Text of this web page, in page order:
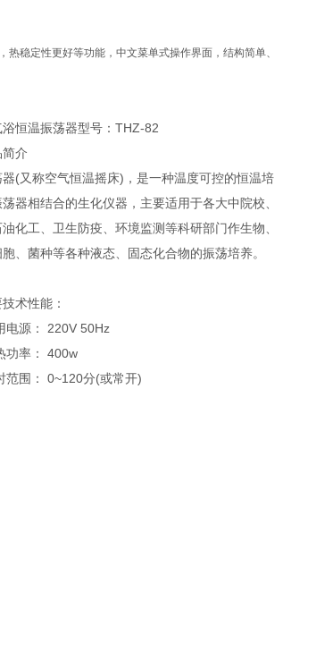
稳定性更好等功能，中文菜单式操作界面，结构简单、
恒温振荡器型号：THZ-82
介
(又称空气恒温摇床)，是一种温度可控的恒温培
器相结合的生化仪器，主要适用于各大中院校、
化工、卫生防疫、环境监测等科研部门作生物、
、菌种等各种液态、固态化合物的振荡培养。
术性能：
电源： 220V 50Hz
功率： 400w
范围： 0~120分(或常开)